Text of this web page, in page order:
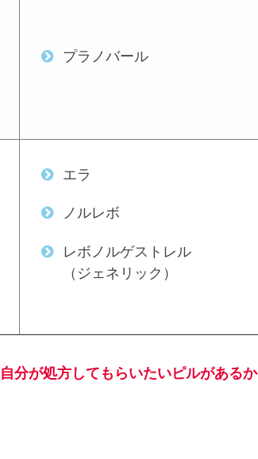
プラノバール
エラ
ノルレボ
レボノルゲストレル
（ジェネリック）
自分が処方してもらいたいピルがあるか